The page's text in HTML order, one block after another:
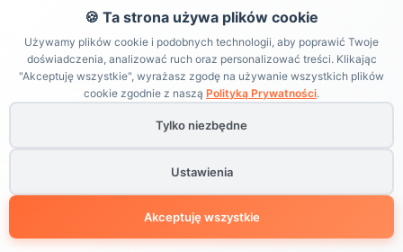
🍪 Ta strona używa plików cookie
Używamy plików cookie i podobnych technologii, aby poprawić Twoje
doświadczenia, analizować ruch oraz personalizować treści. Klikając
"Akceptuję wszystkie", wyrażasz zgodę na używanie wszystkich plików
cookie zgodnie z naszą Polityką Prywatności.
Tylko niezbędne
Ustawienia
Akceptuję wszystkie